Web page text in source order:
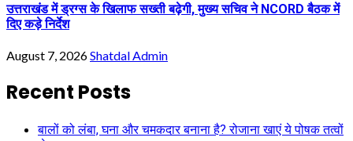
उत्तराखंड में ड्रग्स के खिलाफ सख्ती बढ़ेगी, मुख्य सचिव ने NCORD बैठक में
दिए कड़े निर्देश
August 7, 2026Shatdal Admin
Recent Posts
बालों को लंबा, घना और चमकदार बनाना है? रोजाना खाएं ये पोषक तत्वों